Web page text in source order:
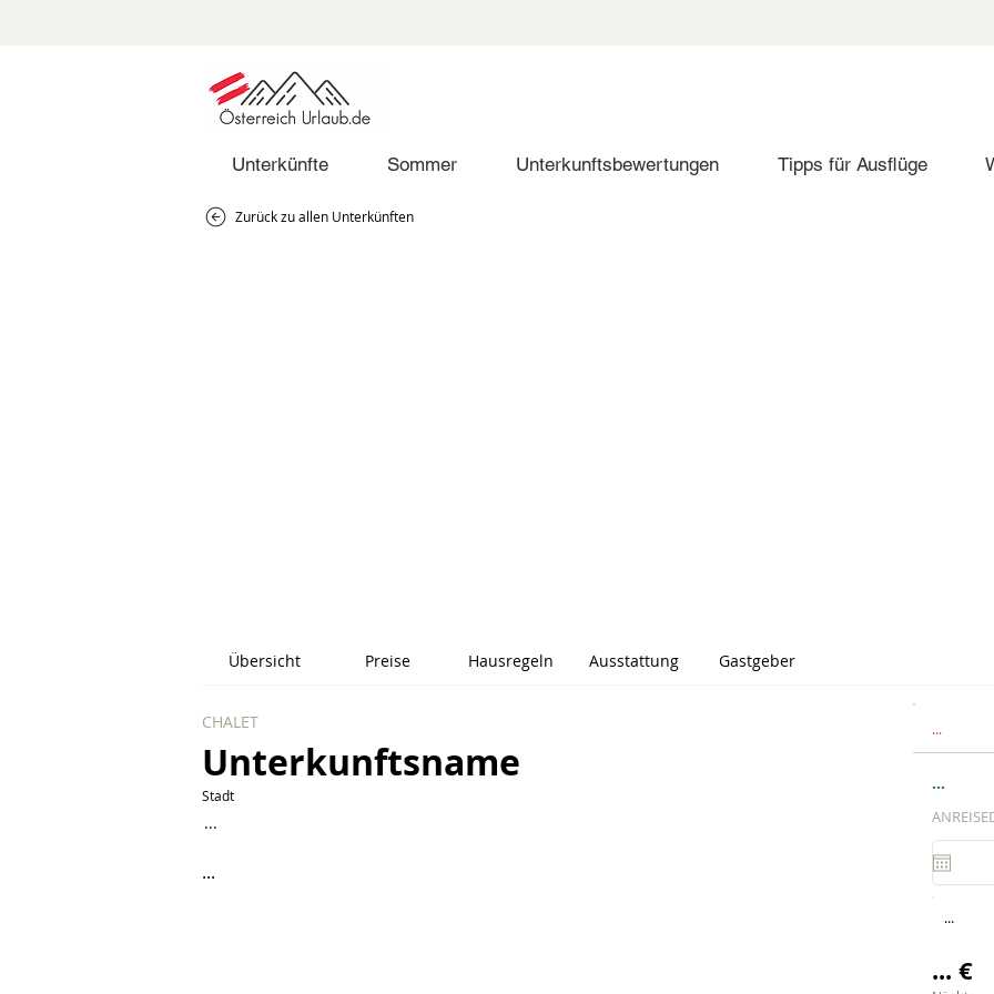
Unterkünfte Sommer Unterkunftsbewertungen Tipps für Ausflüge
Zurück zu allen Unterkünften
Übersicht Preise Hausregeln Ausstattung Gastgeber
CHALET
Unterkunftsname
Stadt
...
...
...
...
...
... €